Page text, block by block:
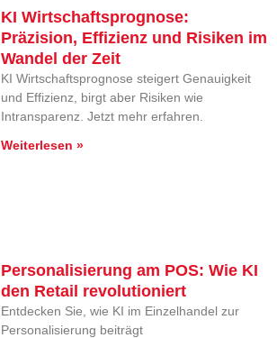
KI Wirtschaftsprognose:
Präzision, Effizienz und Risiken im
Wandel der Zeit
KI Wirtschaftsprognose steigert Genauigkeit
und Effizienz, birgt aber Risiken wie
Intransparenz. Jetzt mehr erfahren.
Weiterlesen »
Personalisierung am POS: Wie KI
den Retail revolutioniert
Entdecken Sie, wie KI im Einzelhandel zur
Personalisierung beiträgt